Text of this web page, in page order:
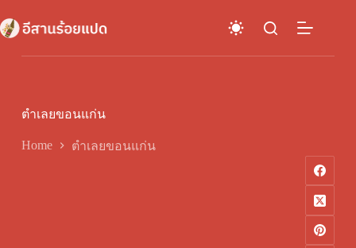
to
content
ตำเลยขอนแก่น
Home ตำเลยขอนแก่น